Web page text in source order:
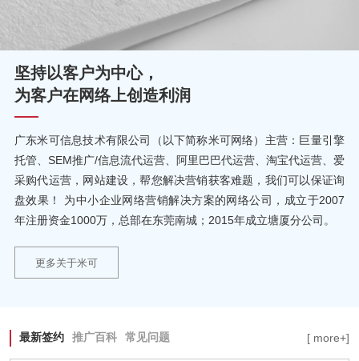
坚持以客户为中心，
为客户在网络上创造利润
广东米可信息技术有限公司（以下简称米可网络）主营：巨量引擎
托管、SEM推广/信息流代运营、阿里巴巴代运营、淘宝代运营、爱
采购代运营，网站建设，帮您解决营销获客难题，我们可以保证询
盘效果！ 为中小企业网络营销解决方案的网络公司，成立于2007
年注册资金1000万，总部在东莞南城；2015年成立塘厦分公司。
更多关于米可
最新签约 推广百科 常见问题 [ more+]